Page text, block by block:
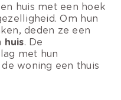
huis met een hoek
Om hun
deden ze een
huis. De
met hun
woning een thuis